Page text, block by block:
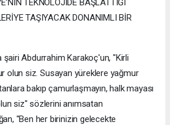
TEKNOLOJİDE BAŞLATTIĞI
TAŞIYACAK DONANIMLI BİR
şairi Abdurrahim Karakoç'un, "Kirli
olun siz. Susayan yüreklere yağmur
bakıp çamurlaşmayın, halk mayası
siz" sözlerini anımsatan
"Ben her birinizin gelecekte